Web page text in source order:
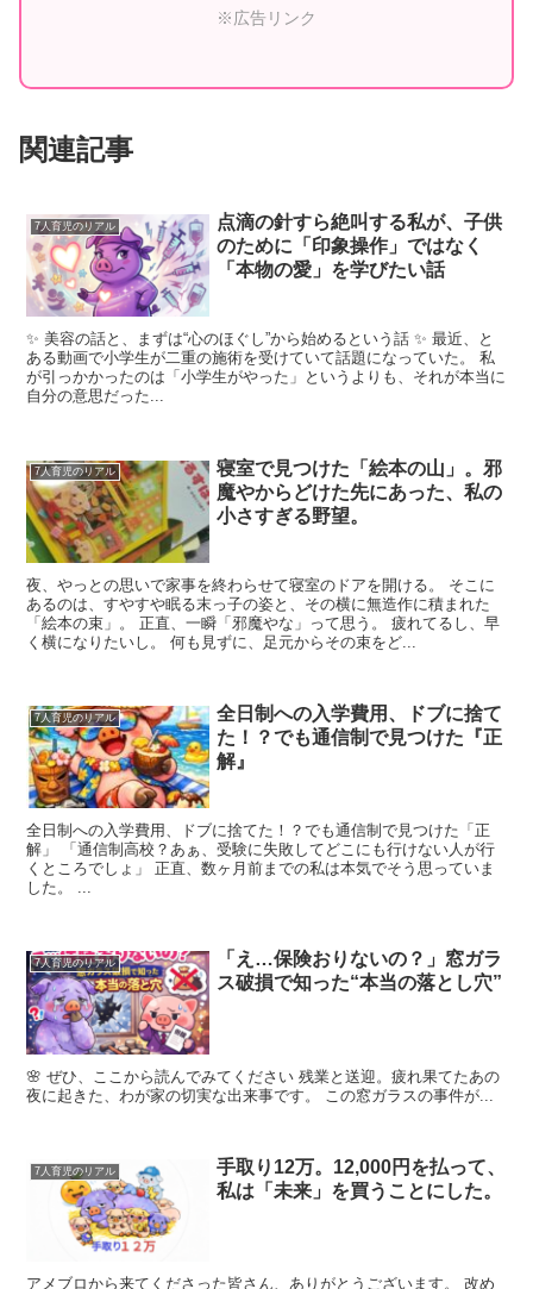
※広告リンク
関連記事
7人育児のリアル
点滴の針すら絶叫する私が、子供
のために「印象操作」ではなく
「本物の愛」を学びたい話
✨ 美容の話と、まずは“心のほぐし”から始めるという話 ✨ 最近、と
ある動画で小学生が二重の施術を受けていて話題になっていた。 私
が引っかかったのは「小学生がやった」というよりも、それが本当に
自分の意思だった...
7人育児のリアル
寝室で見つけた「絵本の山」。邪
魔やからどけた先にあった、私の
小さすぎる野望。
夜、やっとの思いで家事を終わらせて寝室のドアを開ける。 そこに
あるのは、すやすや眠る末っ子の姿と、その横に無造作に積まれた
「絵本の束」。 正直、一瞬「邪魔やな」って思う。 疲れてるし、早
く横になりたいし。 何も見ずに、足元からその束をど...
7人育児のリアル
全日制への入学費用、ドブに捨て
た！？でも通信制で見つけた『正
解』
全日制への入学費用、ドブに捨てた！？でも通信制で見つけた「正
解」 「通信制高校？あぁ、受験に失敗してどこにも行けない人が行
くところでしょ」 正直、数ヶ月前までの私は本気でそう思っていま
した。 ...
7人育児のリアル
「え…保険おりないの？」窓ガラ
ス破損で知った“本当の落とし穴”
🌸 ぜひ、ここから読んでみてください 残業と送迎。疲れ果てたあの
夜に起きた、わが家の切実な出来事です。 この窓ガラスの事件が...
7人育児のリアル
手取り12万。12,000円を払って、
私は「未来」を買うことにした。
アメブロから来てくださった皆さん、ありがとうございます。 改め